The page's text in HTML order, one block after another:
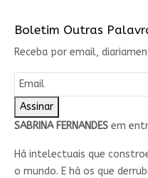
Boletim Outras
Receba por email,
Assinar
SABRINA FERNANDESem
Há intelectuais que
o mundo. E há os que